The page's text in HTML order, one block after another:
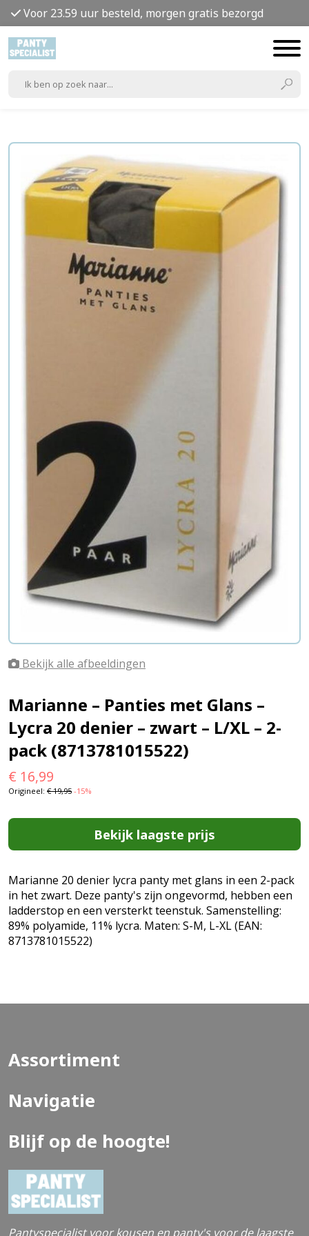
Voor 23.59 uur besteld, morgen gratis bezorgd
Bekijk alle afbeeldingen
Marianne – Panties met Glans –
Lycra 20 denier – zwart – L/XL – 2-
pack (8713781015522)
€ 16,99
Origineel: €19,95 -15%
Bekijk laagste prijs
Marianne 20 denier lycra panty met glans in een 2-pack
in het zwart. Deze panty's zijn ongevormd, hebben een
ladderstop en een versterkt teenstuk. Samenstelling:
89% polyamide, 11% lycra. Maten: S-M, L-XL (EAN:
8713781015522)
Assortiment
Navigatie
Blijf op de hoogte!
Pantyspecialist voor kousen en panty's voor de laagste